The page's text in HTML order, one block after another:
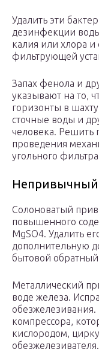
Удалить эти
дезинфекции
калия или хлора
фильтрующей
Запах фенола и
указывают на то,
горизонты в
сточные воды и
человека. Решить
проведения
угольного
Непривычный
Солоноватый
повышенного
MgSO4. Удалить
дополнительную
бытовой обратный
Металлический
воде железа.
обезжелезивания.
компрессора,
кислородом,
обезжелезивателя.